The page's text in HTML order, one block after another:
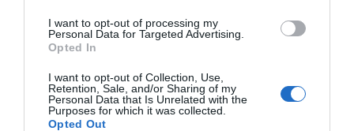
I want to opt-out of processing my
Personal Data for Targeted Advertising.
Opted In
I want to opt-out of Collection, Use,
Retention, Sale, and/or Sharing of my
Personal Data that Is Unrelated with the
Purposes for which it was collected.
Opted Out
para un Día de R...
Djokovic todavía no está listo: cae
con Opelka en ...